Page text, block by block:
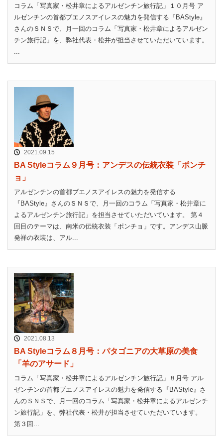
コラム「写真家・松井章によるアルゼンチン旅行記」１０月号 ア
ルゼンチンの首都ブエノスアイレスの魅力を発信する『BAStyle』
さんのＳＮＳで、月一回のコラム「写真家・松井章によるアルゼン
チン旅行記」を、弊社代表・松井が担当させていただいています。
2021.09.15
BA Styleコラム９月号：アンデスの伝統衣装「ポンチ
ョ」
アルゼンチンの首都ブエノスアイレスの魅力を発信する
『BAStyle』さんのＳＮＳで、月一回のコラム「写真家・松井章に
よるアルゼンチン旅行記」を担当させていただいています。 第４
回目のテーマは、南米の伝統衣装「ポンチョ」です。アンデス山脈
発祥の衣装は、アル...
2021.08.13
BA Styleコラム８月号：パタゴニアの大草原の美食
「羊のアサード」
コラム「写真家・松井章によるアルゼンチン旅行記」８月号 アル
ゼンチンの首都ブエノスアイレスの魅力を発信する『BAStyle』さ
んのＳＮＳで、月一回のコラム「写真家・松井章によるアルゼンチ
ン旅行記」を、弊社代表・松井が担当させていただいています。
第３回...